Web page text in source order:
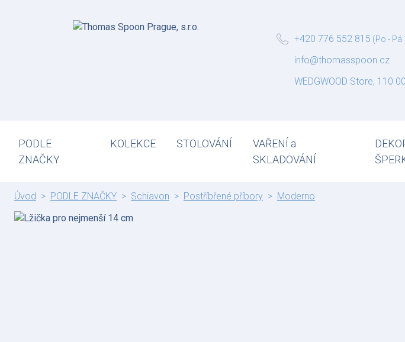
+420 776 552 815 (Po - Pá
info@thomasspoon.cz
WEDGWOOD Store, 110
PODLE
ZNAČKY
KOLEKCE STOLOVÁNÍ
VAŘENÍ a
SKLADOVÁNÍ
Úvod PODLE ZNAČKY Schiavon Postříbřené příbory Moderno